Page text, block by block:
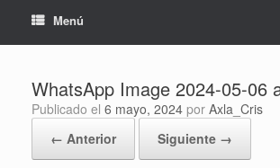
Menú
WhatsApp Image 2024-05-06
Publicado el 6 mayo, 2024 por Axla_Cris
← Anterior
Siguiente →